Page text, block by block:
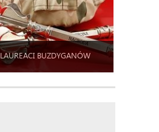
LAUREACI BUZDYGANÓW